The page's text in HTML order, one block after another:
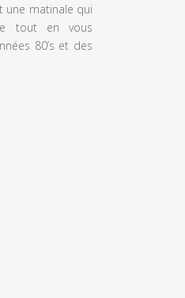
une matinale qui
tout en vous
80’s et des